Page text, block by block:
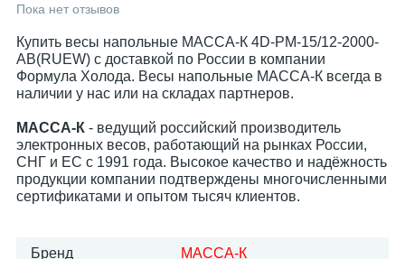
Пока нет отзывов
Купить весы напольные МАССА-К 4D-PM-15/12-2000-
AB(RUEW) с доставкой по России в компании
Формула Холода. Весы напольные МАССА-К всегда в
наличии у нас или на складах партнеров.
МАССА-К - ведущий российский производитель
электронных весов, работающий на рынках России,
СНГ и ЕС с 1991 года. Высокое качество и надёжность
продукции компании подтверждены многочисленными
сертификатами и опытом тысяч клиентов.
Бренд МАССА-К